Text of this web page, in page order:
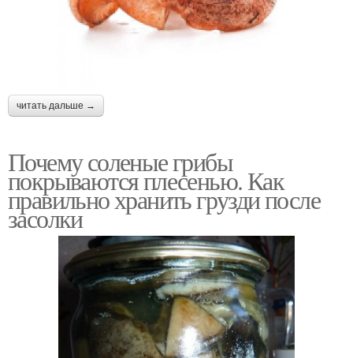
читать дальше →
Почему соленые грибы
покрываются плесенью. Как
правильно хранить грузди после
засолки